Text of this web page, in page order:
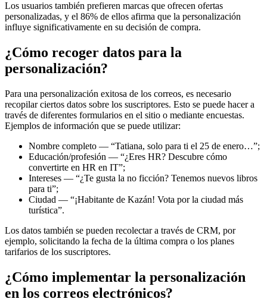
Los usuarios también prefieren marcas que ofrecen ofertas
personalizadas, y el 86% de ellos afirma que la personalización
influye significativamente en su decisión de compra.
¿Cómo recoger datos para la
personalización?
Para una personalización exitosa de los correos, es necesario
recopilar ciertos datos sobre los suscriptores. Esto se puede hacer a
través de diferentes formularios en el sitio o mediante encuestas.
Ejemplos de información que se puede utilizar:
Nombre completo — “Tatiana, solo para ti el 25 de enero…”;
Educación/profesión — “¿Eres HR? Descubre cómo
convertirte en HR en IT”;
Intereses — “¿Te gusta la no ficción? Tenemos nuevos libros
para ti”;
Ciudad — “¡Habitante de Kazán! Vota por la ciudad más
turística”.
Los datos también se pueden recolectar a través de CRM, por
ejemplo, solicitando la fecha de la última compra o los planes
tarifarios de los suscriptores.
¿Cómo implementar la personalización
en los correos electrónicos?